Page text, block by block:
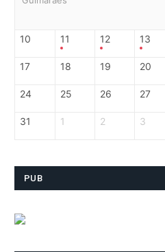
10 11 12 13
17 18 19 20
24 25 26 27
31 1 2 3
PUB